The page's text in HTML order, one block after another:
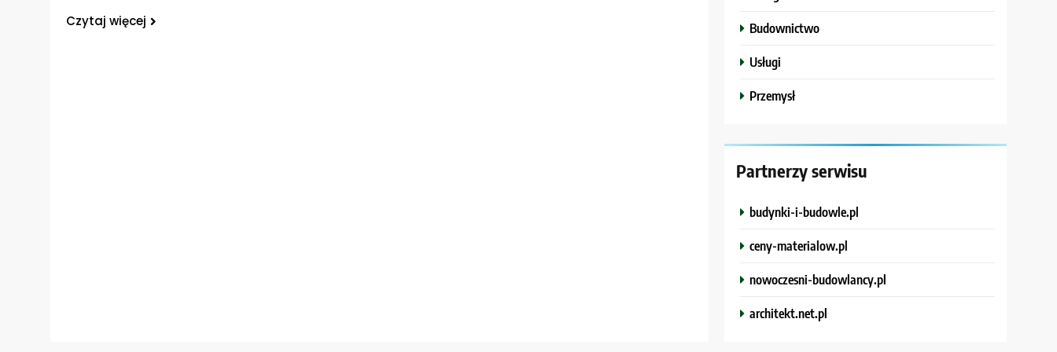
Czytaj więcej Budownictwo
Usługi
Przemysł
Partnerzy serwisu
budynki-i-budowle.pl
ceny-materialow.pl
nowoczesni-budowlancy.pl
architekt.net.pl